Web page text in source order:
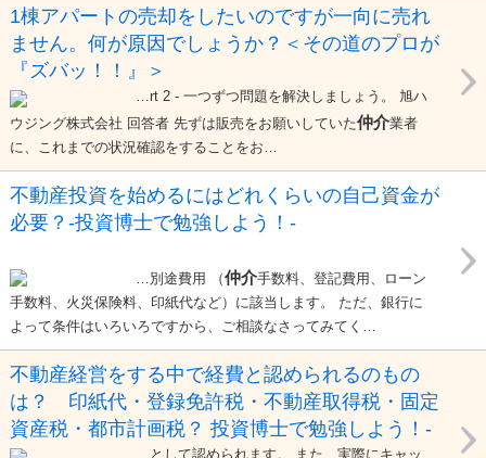
1棟アパートの売却をしたいのですが一向に売れ
ません。何が原因でしょうか？＜その道のプロが
『ズバッ！！』＞
…rt 2 - 一つずつ問題を解決しましょう。 旭ハ
ウジング株式会社 回答者 先ずは販売をお願いしていた仲介業者
に、これまでの状況確認をすることをお…
不動産投資を始めるにはどれくらいの自己資金が
必要？-投資博士で勉強しよう！-
…別途費用 （仲介手数料、登記費用、ローン
手数料、火災保険料、印紙代など）に該当します。 ただ、銀行に
よって条件はいろいろですから、ご相談なさってみてく…
不動産経営をする中で経費と認められるのもの
は？ 印紙代・登録免許税・不動産取得税・固定
資産税・都市計画税？ 投資博士で勉強しよう！-
…として認められます。 また、実際にキャッ